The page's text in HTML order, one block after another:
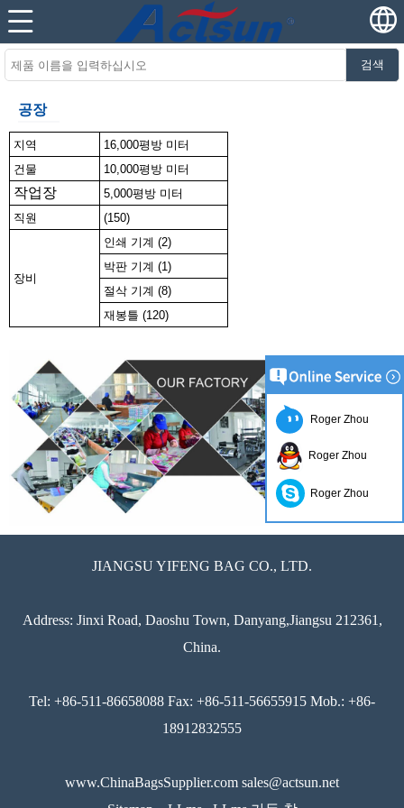
검색
공장
지역
16,000평방 미터
건물
10,000평방 미터
작업장
5,000평방 미터
직원
(150)
장비
인쇄 기계 (2)
박판 기계 (1)
절삭 기계 (8)
재봉틀 (120)
JIANGSU YIFENG BAG CO., LTD.
Address: Jinxi Road, Daoshu Town, Danyang,Jiangsu 212361,
China.
Tel: +86-511-86658088 Fax: +86-511-56655915 Mob.: +86-
18912832555
www.ChinaBagsSupplier.com sales@actsun.net
Roger Zhou
Roger Zhou
Roger Zhou